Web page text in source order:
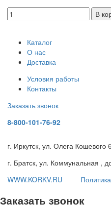
В
Каталог
О нас
Доставка
Условия работы
Контакты
Заказать звонок
8-800-101-76-92
г. Иркутск, ул. Олега Кошевого
г. Братск, ул. Коммунальная ,
WWW.KORKV.RU
Заказать звонок